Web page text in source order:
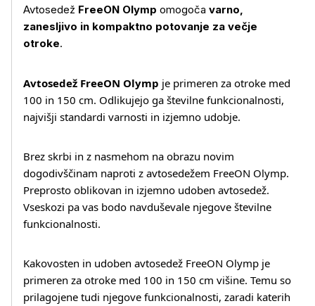
Avtosedež FreeON Olymp omogoča varno,
zanesljivo in kompaktno potovanje za večje
otroke.
Avtosedež FreeON Olymp je primeren za otroke med
100 in 150 cm. Odlikujejo ga številne funkcionalnosti,
najvišji standardi varnosti in izjemno udobje.
Brez skrbi in z nasmehom na obrazu novim
dogodivščinam naproti z avtosedežem FreeON Olymp.
Preprosto oblikovan in izjemno udoben avtosedež.
Vseskozi pa vas bodo navduševale njegove številne
funkcionalnosti.
Kakovosten in udoben avtosedež FreeON Olymp je
primeren za otroke med 100 in 150 cm višine. Temu so
prilagojene tudi njegove funkcionalnosti, zaradi katerih